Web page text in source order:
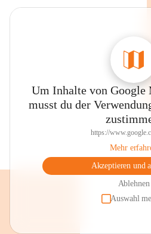
Um Inhalte von Google
musst du der
https://
Mehr
Akzeptieren und
Ablehnen
Auswahl